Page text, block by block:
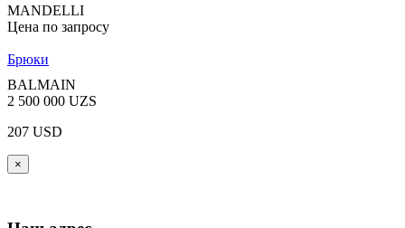
MANDELLI
Цена по запросу
Брюки
BALMAIN
2 500 000 UZS
207 USD
×